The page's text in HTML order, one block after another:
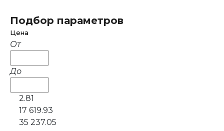
Подбор параметров
Цена
От
До
2.81
17 619.93
35 237.05